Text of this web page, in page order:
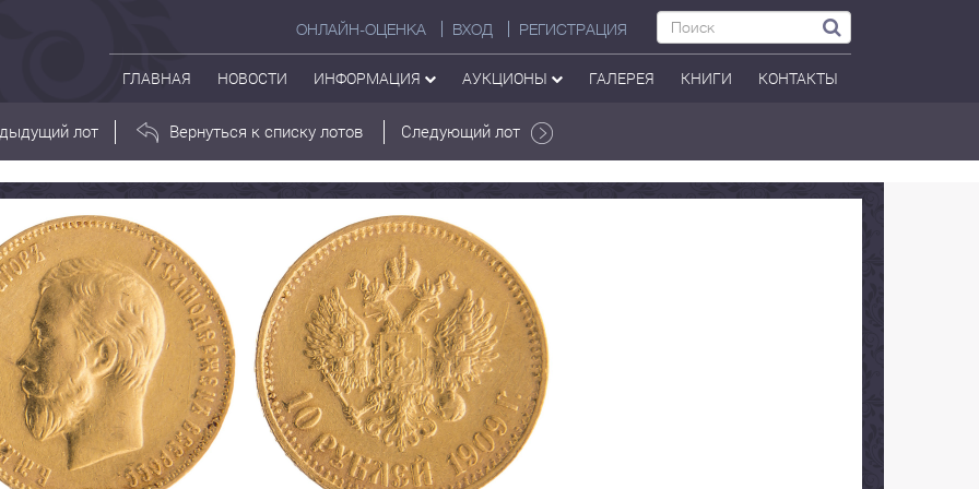
ОНЛАЙН-ОЦЕНКА ВХОД РЕГИСТРАЦИЯ
ГЛАВНАЯ НОВОСТИ ИНФОРМАЦИЯ АУКЦИОНЫ ГАЛЕРЕЯ КНИГИ КОНТАКТЫ
лот Вернуться к списку лотов Следующий лот